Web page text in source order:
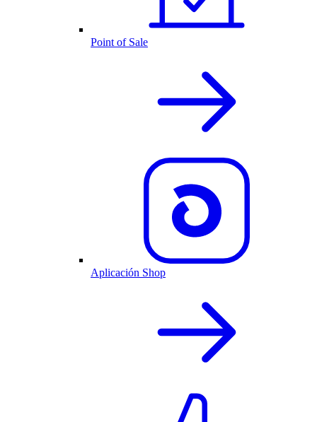
Point of Sale
Aplicación Shop